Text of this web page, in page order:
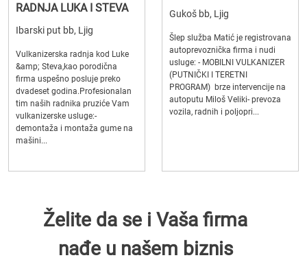
RADNJA LUKA I STEVA
Ibarski put bb, Ljig
Vulkanizerska radnja kod Luke
&amp; Steva,kao porodična
firma uspešno posluje preko
dvadeset godina.Profesionalan
tim naših radnika pruziće Vam
vulkanizerske usluge:-
demontaža i montaža gume na
mašini...
Gukoš bb, Ljig
Šlep služba Matić je registrovana
autoprevoznička firma i nudi
usluge: - MOBILNI VULKANIZER
(PUTNIČKI I TERETNI
PROGRAM) brze intervencije na
autoputu Miloš Veliki- prevoza
vozila, radnih i poljopri...
Želite da se i Vaša firma
nađe u našem biznis